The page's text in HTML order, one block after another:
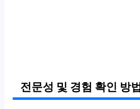
전문성 및 경험 확인 방법